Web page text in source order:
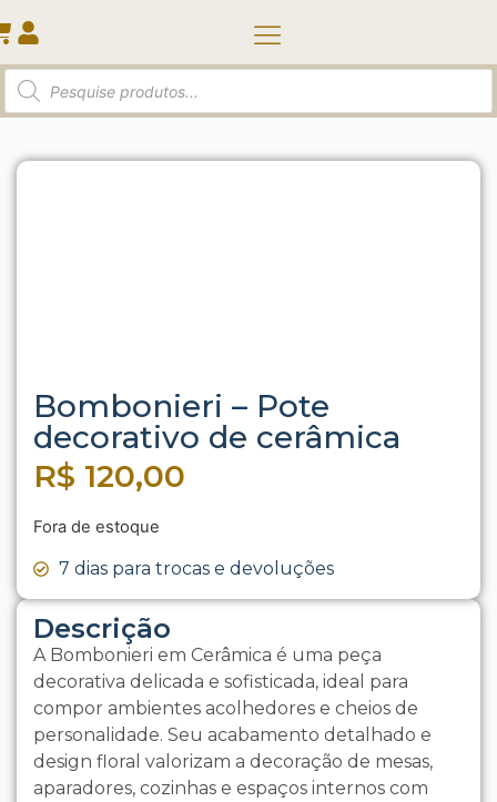
Início Taça | Pote | Diversos/ Bombonieri – Pote
decorativo de cerâmica
Descrição
A Bombonieri em Cerâmica é uma peça
decorativa delicada e sofisticada, ideal para
compor ambientes acolhedores e cheios de
personalidade. Seu acabamento detalhado e
design floral valorizam a decoração de mesas,
aparadores, cozinhas e espaços internos com
Bombonieri – Pote
decorativo de cerâmica
R$ 120,00
Fora de estoque
7 dias para trocas e devoluções